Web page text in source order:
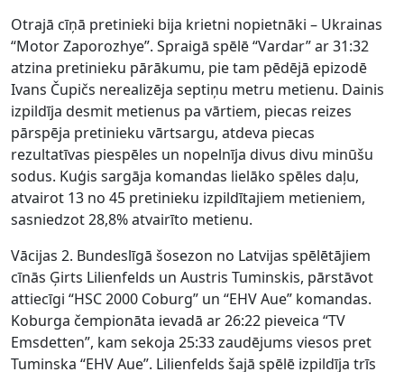
Otrajā cīņā pretinieki bija krietni nopietnāki – Ukrainas
“Motor Zaporozhye”. Spraigā spēlē “Vardar” ar 31:32
atzina pretinieku pārākumu, pie tam pēdējā epizodē
Ivans Čupičs nerealizēja septiņu metru metienu. Dainis
izpildīja desmit metienus pa vārtiem, piecas reizes
pārspēja pretinieku vārtsargu, atdeva piecas
rezultatīvas piespēles un nopelnīja divus divu minūšu
sodus. Kuģis sargāja komandas lielāko spēles daļu,
atvairot 13 no 45 pretinieku izpildītajiem metieniem,
sasniedzot 28,8% atvairīto metienu.
Vācijas 2. Bundeslīgā šosezon no Latvijas spēlētājiem
cīnās Ģirts Lilienfelds un Austris Tuminskis, pārstāvot
attiecīgi “HSC 2000 Coburg” un “EHV Aue” komandas.
Koburga čempionāta ievadā ar 26:22 pieveica “TV
Emsdetten”, kam sekoja 25:33 zaudējums viesos pret
Tuminska “EHV Aue”. Lilienfelds šajā spēlē izpildīja trīs